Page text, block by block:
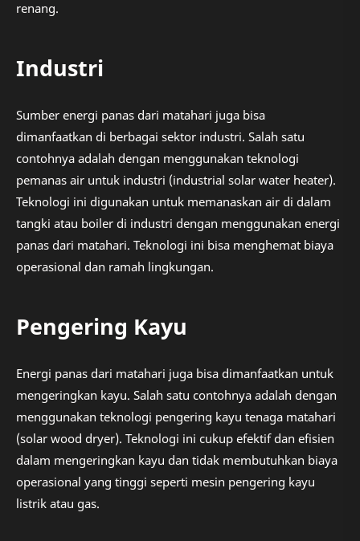
renang.
Industri
Sumber energi panas dari matahari juga bisa
dimanfaatkan di berbagai sektor industri. Salah satu
contohnya adalah dengan menggunakan teknologi
pemanas air untuk industri (industrial solar water heater).
Teknologi ini digunakan untuk memanaskan air di dalam
tangki atau boiler di industri dengan menggunakan energi
panas dari matahari. Teknologi ini bisa menghemat biaya
operasional dan ramah lingkungan.
Pengering Kayu
Energi panas dari matahari juga bisa dimanfaatkan untuk
mengeringkan kayu. Salah satu contohnya adalah dengan
menggunakan teknologi pengering kayu tenaga matahari
(solar wood dryer). Teknologi ini cukup efektif dan efisien
dalam mengeringkan kayu dan tidak membutuhkan biaya
operasional yang tinggi seperti mesin pengering kayu
listrik atau gas.